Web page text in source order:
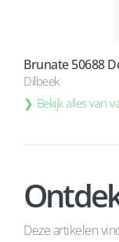
Brunate 50688
Dilbeek
Bekijk alles van
Deze artikelen